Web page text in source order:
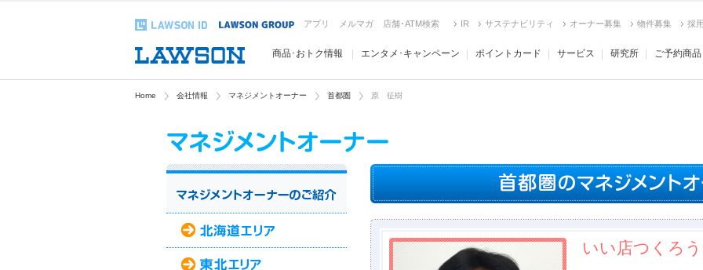
アプリ メルマガ 店舗･ATM検索 IR サステナビリティ オーナー募集 物件募集 採
商品･おトク情報 エンタメ･キャンペーン ポイントカード サービス 研究所 ご予約商品
Home 会社情報 マネジメントオーナー 首都圏 原 征樹
いい店つくろ